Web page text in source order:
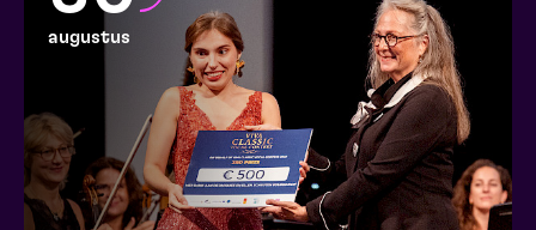
augustus